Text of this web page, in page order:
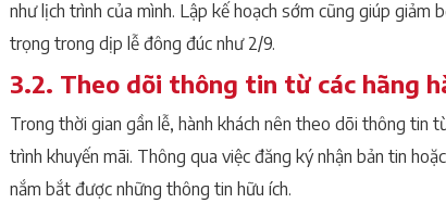
như lịch trình của mình. Lập kế hoạch sớm cũng giúp
trọng trong dịp lễ đông đúc như 2/9.
3.2. Theo dõi thông tin từ các hãng
Trong thời gian gần lễ, hành khách nên theo dõi thông tin
trình khuyến mãi. Thông qua việc đăng ký nhận bản tin
nắm bắt được những thông tin hữu ích.